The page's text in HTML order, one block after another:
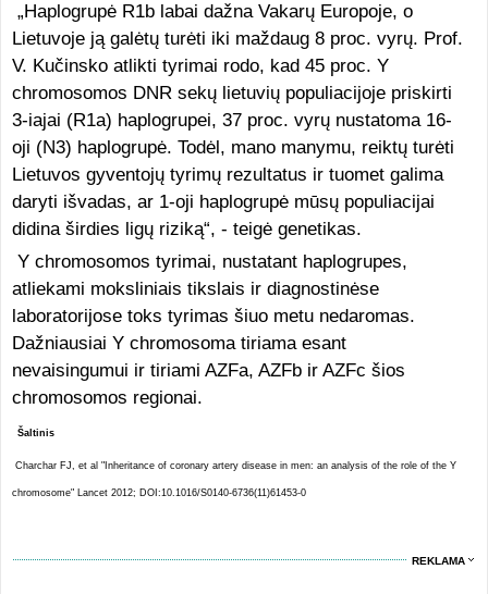
„Haplogrupė R1b labai dažna Vakarų Europoje, o
Lietuvoje ją galėtų turėti iki maždaug 8 proc. vyrų. Prof.
V. Kučinsko atlikti tyrimai rodo, kad 45 proc. Y
chromosomos DNR sekų lietuvių populiacijoje priskirti
3-iajai (R1a) haplogrupei, 37 proc. vyrų nustatoma 16-
oji (N3) haplogrupė. Todėl, mano manymu, reiktų turėti
Lietuvos gyventojų tyrimų rezultatus ir tuomet galima
daryti išvadas, ar 1-oji haplogrupė mūsų populiacijai
didina širdies ligų riziką“, - teigė genetikas.
Y chromosomos tyrimai, nustatant haplogrupes,
atliekami moksliniais tikslais ir diagnostinėse
laboratorijose toks tyrimas šiuo metu nedaromas.
Dažniausiai Y chromosoma tiriama esant
nevaisingumui ir tiriami AZFa, AZFb ir AZFc šios
chromosomos regionai.
Šaltinis
Charchar FJ, et al "Inheritance of coronary artery disease in men: an analysis of the role of the Y
chromosome" Lancet 2012; DOI:10.1016/S0140-6736(11)61453-0
REKLAMA